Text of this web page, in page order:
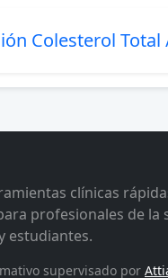
Colesterol Total
clínicas
profesionales de la
estudiantes.
supervisado por